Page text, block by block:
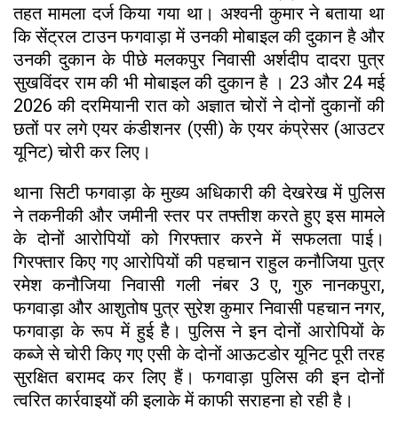
तहत मामला दर्ज किया गया था। अश्वनी कुमार ने बताया था
कि सेंट्रल टाउन फगवाड़ा में उनकी मोबाइल की दुकान है और
उनकी दुकान के पीछे मलकपुर निवासी अर्शदीप दादरा पुत्र
सुखविंदर राम की भी मोबाइल की दुकान है । 23 और 24 मई
2026 की दरमियानी रात को अज्ञात चोरों ने दोनों दुकानों की
छतों पर लगे एयर कंडीशनर (एसी) के एयर कंप्रेसर (आउटर
यूनिट) चोरी कर लिए।
थाना सिटी फगवाड़ा के मुख्य अधिकारी की देखरेख में पुलिस
ने तकनीकी और जमीनी स्तर पर तफ्तीश करते हुए इस मामले
के दोनों आरोपियों को गिरफ्तार करने में सफलता पाई।
गिरफ्तार किए गए आरोपियों की पहचान राहुल कनौजिया पुत्र
रमेश कनौजिया निवासी गली नंबर 3 ए, गुरु नानकपुरा,
फगवाड़ा और आशुतोष पुत्र सुरेश कुमार निवासी पहचान नगर,
फगवाड़ा के रूप में हुई है। पुलिस ने इन दोनों आरोपियों के
कब्जे से चोरी किए गए एसी के दोनों आऊटडोर यूनिट पूरी तरह
सुरक्षित बरामद कर लिए हैं। फगवाड़ा पुलिस की इन दोनों
त्वरित कार्रवाइयों की इलाके में काफी सराहना हो रही है।